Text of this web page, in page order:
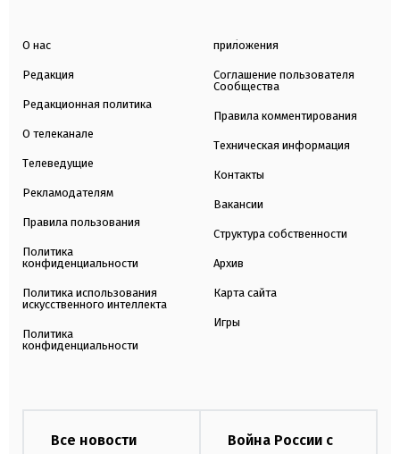
О нас
Редакция
Редакционная политика
О телеканале
Телеведущие
Рекламодателям
Правила пользования
Политика
конфиденциальности
Политика использования
искусственного интеллекта
Политика
конфиденциальности
приложения
Соглашение пользователя
Сообщества
Правила комментирования
Техническая информация
Контакты
Вакансии
Структура собственности
Архив
Карта сайта
Игры
Все новости
Война России с